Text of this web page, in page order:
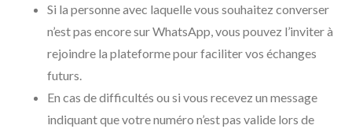
Si la personne avec laquelle vous souhaitez converser
n’est pas encore sur WhatsApp, vous pouvez l’inviter à
rejoindre la plateforme pour faciliter vos échanges
futurs.
En cas de difficultés ou si vous recevez un message
indiquant que votre numéro n’est pas valide lors de